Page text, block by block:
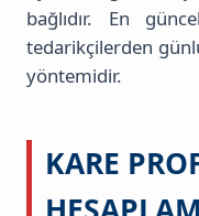
bağlıdır. En
tedarikçilerden
yöntemidir.
KARE